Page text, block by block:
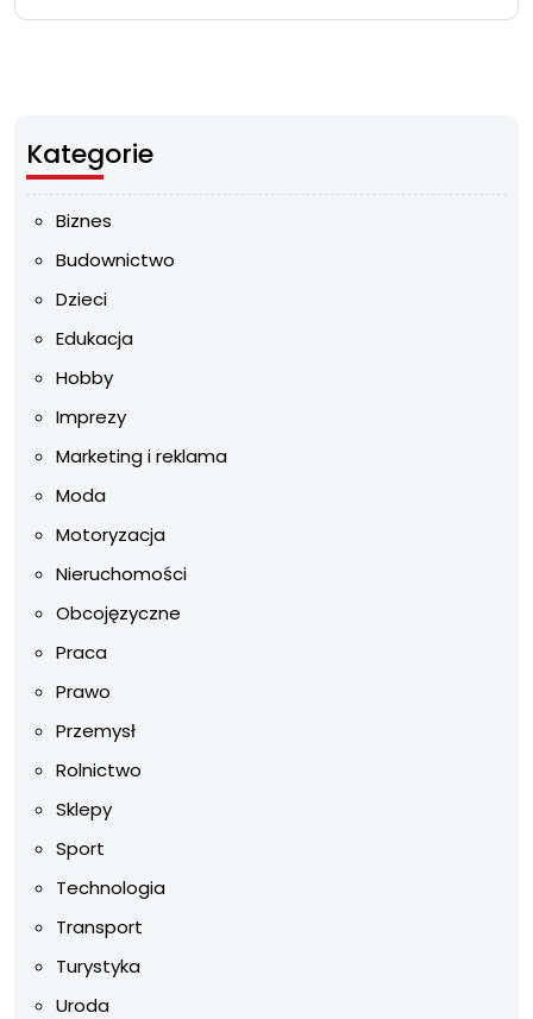
Kategorie
Biznes
Budownictwo
Dzieci
Edukacja
Hobby
Imprezy
Marketing i reklama
Moda
Motoryzacja
Nieruchomości
Obcojęzyczne
Praca
Prawo
Przemysł
Rolnictwo
Sklepy
Sport
Technologia
Transport
Turystyka
Uroda